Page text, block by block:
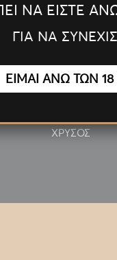
ΧΡΥΣΟΣ
ΝΑ ΕΙΣΤΕ
ΓΙΑ ΝΑ
ΕΙΜΑΙ ΑΝΩ ΤΩΝ